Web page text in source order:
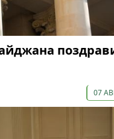
07